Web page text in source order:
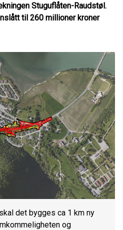
Stuguflåten-Raudstøl.
til 260 millioner kroner
det bygges ca 1 km ny
og